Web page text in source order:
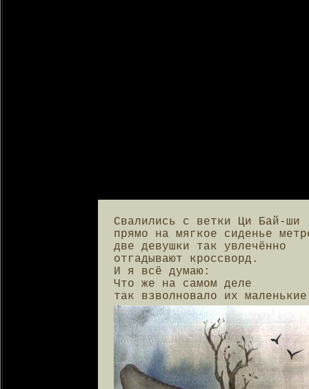
Свалились с ветки Ци Бай-ши
прямо на мягкое сиденье
две девушки так увлечённо
отгадывают кроссворд.
И я всё думаю:
Что же на самом деле
так взволновало их